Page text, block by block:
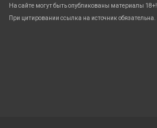
На сайте могут быть опубликованы материалы 18+!
При цитировании ссылка на источник обязательна.